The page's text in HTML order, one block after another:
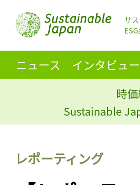
サ
ニュース インタビュー
時
Sustainable
レポーティング